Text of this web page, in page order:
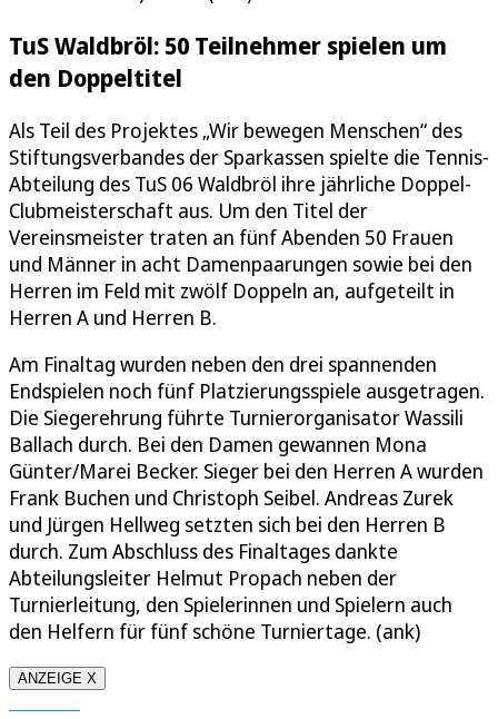
TuS Waldbröl: 50 Teilnehmer spielen um
den Doppeltitel
Als Teil des Projektes „Wir bewegen Menschen“ des
Stiftungsverbandes der Sparkassen spielte die Tennis-
Abteilung des TuS 06 Waldbröl ihre jährliche Doppel-
Clubmeisterschaft aus. Um den Titel der
Vereinsmeister traten an fünf Abenden 50 Frauen
und Männer in acht Damenpaarungen sowie bei den
Herren im Feld mit zwölf Doppeln an, aufgeteilt in
Herren A und Herren B.
Am Finaltag wurden neben den drei spannenden
Endspielen noch fünf Platzierungsspiele ausgetragen.
Die Siegerehrung führte Turnierorganisator Wassili
Ballach durch. Bei den Damen gewannen Mona
Günter/Marei Becker. Sieger bei den Herren A wurden
Frank Buchen und Christoph Seibel. Andreas Zurek
und Jürgen Hellweg setzten sich bei den Herren B
durch. Zum Abschluss des Finaltages dankte
Abteilungsleiter Helmut Propach neben der
Turnierleitung, den Spielerinnen und Spielern auch
den Helfern für fünf schöne Turniertage. (ank)
ANZEIGE X